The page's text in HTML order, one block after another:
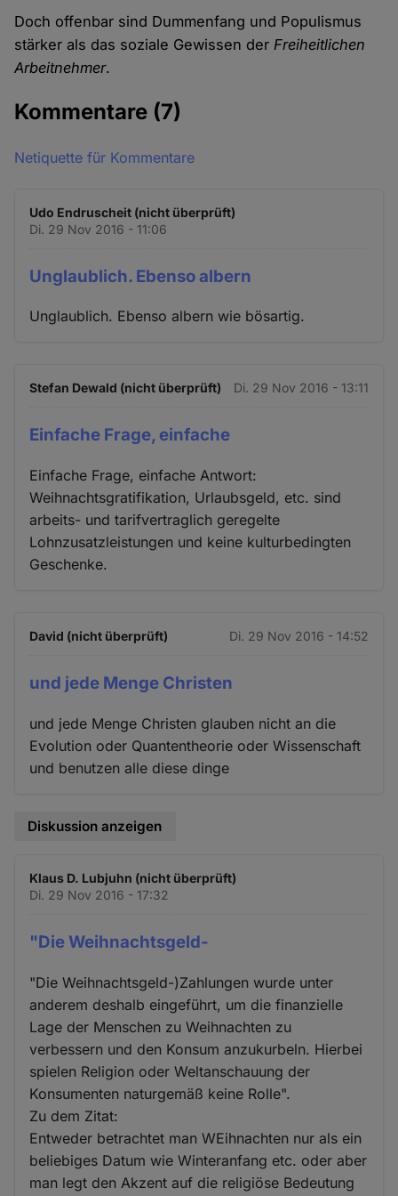
Doch offenbar sind Dummenfang und Populismus
stärker als das soziale Gewissen der Freiheitlichen
Arbeitnehmer.
Kommentare (7)
Netiquette für Kommentare
Udo Endruscheit (nicht überprüft)
Di. 29 Nov 2016 - 11:06
Unglaublich. Ebenso albern
Unglaublich. Ebenso albern wie bösartig.
Stefan Dewald (nicht überprüft) Di. 29 Nov 2016 - 13:11
Einfache Frage, einfache
Einfache Frage, einfache Antwort:
Weihnachtsgratifikation, Urlaubsgeld, etc. sind
arbeits- und tarifvertraglich geregelte
Lohnzusatzleistungen und keine kulturbedingten
Geschenke.
David (nicht überprüft) Di. 29 Nov 2016 - 14:52
und jede Menge Christen
und jede Menge Christen glauben nicht an die
Evolution oder Quantentheorie oder Wissenschaft
und benutzen alle diese dinge
Diskussion anzeigen
Klaus D. Lubjuhn (nicht überprüft)
Di. 29 Nov 2016 - 17:32
"Die Weihnachtsgeld-
"Die Weihnachtsgeld-)Zahlungen wurde unter
anderem deshalb eingeführt, um die finanzielle
Lage der Menschen zu Weihnachten zu
verbessern und den Konsum anzukurbeln. Hierbei
spielen Religion oder Weltanschauung der
Konsumenten naturgemäß keine Rolle".
Zu dem Zitat:
Entweder betrachtet man WEihnachten nur als ein
beliebiges Datum wie Winteranfang etc. oder aber
man legt den Akzent auf die religiöse Bedeutung